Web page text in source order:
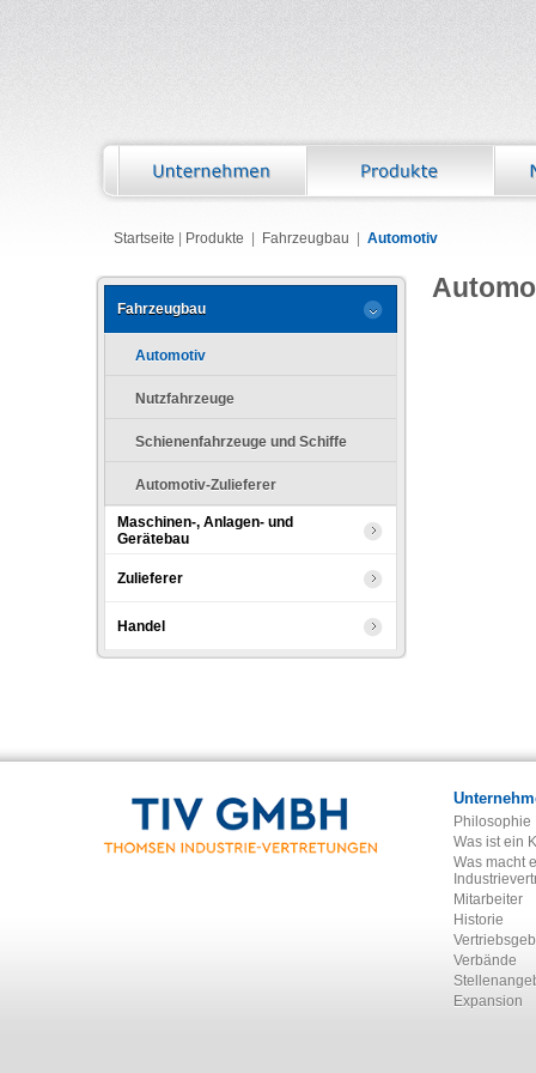
Startseite Produkte Fahrzeugbau Automotiv
Fahrzeugbau
Automotiv
Nutzfahrzeuge
Schienenfahrzeuge und Schiffe
Automotiv-Zulieferer
Maschinen-, Anlagen- und
Gerätebau
Zulieferer
Handel
Philosophie
Was ist ein
Was macht
Mitarbeiter
Historie
Verbände
Expansion